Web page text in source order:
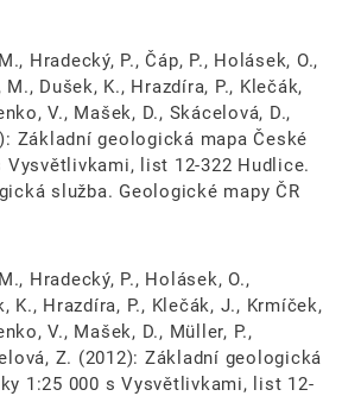
Hradecký, P., Čáp, P., Holásek, O.,
Dušek, K., Hrazdíra, P., Klečák,
V., Mašek, D., Skácelová, D.,
Základní geologická mapa České
Vysvětlivkami, list 12-322 Hudlice.
služba. Geologické mapy ČR
Hradecký, P., Holásek, O.,
K., Hrazdíra, P., Klečák, J., Krmíček,
V., Mašek, D., Müller, P.,
Z. (2012): Základní geologická
1:25 000 s Vysvětlivkami, list 12-